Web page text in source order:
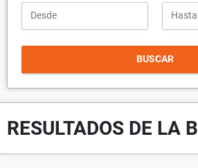
BUSCAR
RESULTADOS DE LA